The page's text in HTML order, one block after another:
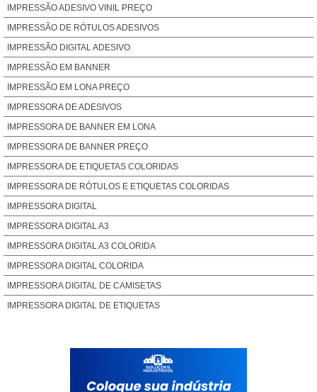
IMPRESSÃO ADESIVO VINIL PREÇO
IMPRESSÃO DE RÓTULOS ADESIVOS
IMPRESSÃO DIGITAL ADESIVO
IMPRESSÃO EM BANNER
IMPRESSÃO EM LONA PREÇO
IMPRESSORA DE ADESIVOS
IMPRESSORA DE BANNER EM LONA
IMPRESSORA DE BANNER PREÇO
IMPRESSORA DE ETIQUETAS COLORIDAS
IMPRESSORA DE RÓTULOS E ETIQUETAS COLORIDAS
IMPRESSORA DIGITAL
IMPRESSORA DIGITAL A3
IMPRESSORA DIGITAL A3 COLORIDA
IMPRESSORA DIGITAL COLORIDA
IMPRESSORA DIGITAL DE CAMISETAS
IMPRESSORA DIGITAL DE ETIQUETAS
IMPRESSORA DIGITAL GRANDE FORMATO
IMPRESSORA DIGITAL INDUSTRIAL